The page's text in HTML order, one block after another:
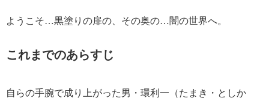
ようこそ…黒塗りの扉の、その奥の…闇の世界へ。
これまでのあらすじ
自らの手腕で成り上がった男・環利一（たまき・としか